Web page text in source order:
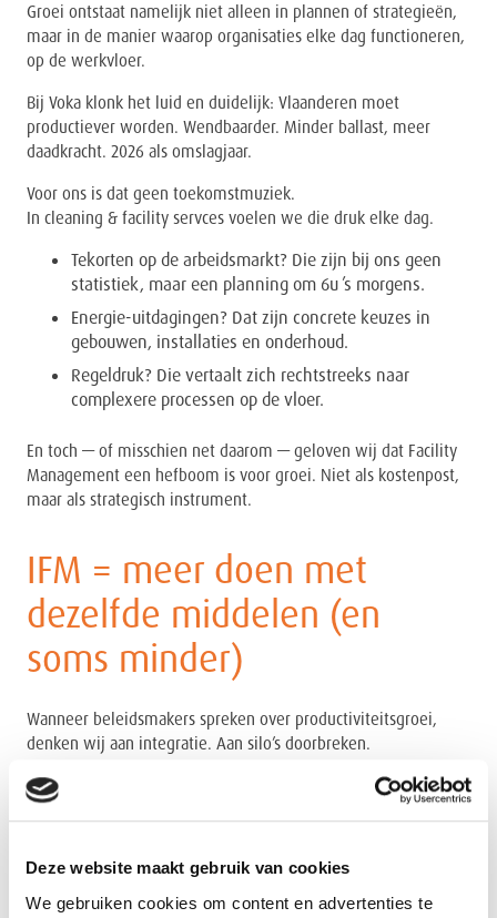
Deze website maakt gebruik van cookies
We gebruiken cookies om content en advertenties te
Groei ontstaat namelijk niet alleen in plannen of strategieën,
maar in de manier waarop organisaties elke dag functioneren,
op de werkvloer.
Bij Voka klonk het luid en duidelijk: Vlaanderen moet
productiever worden. Wendbaarder. Minder ballast, meer
daadkracht. 2026 als omslagjaar.
Voor ons is dat geen toekomstmuziek.
In cleaning & facility servces voelen we die druk elke dag.
Tekorten op de arbeidsmarkt? Die zijn bij ons geen
statistiek, maar een planning om 6u ’s morgens.
Energie-uitdagingen? Dat zijn concrete keuzes in
gebouwen, installaties en onderhoud.
Regeldruk? Die vertaalt zich rechtstreeks naar
complexere processen op de vloer.
En toch — of misschien net daarom — geloven wij dat Facility
Management een hefboom is voor groei. Niet als kostenpost,
maar als strategisch instrument.
IFM = meer doen met
dezelfde middelen (en
soms minder)
Wanneer beleidsmakers spreken over productiviteitsgroei,
denken wij aan integratie. Aan silo’s doorbreken.
Dat is exact waar Integrated Facility Management voor staat.
Geen reactief beheer.
Maar één regie, één visie, één verantwoordelijkheid.